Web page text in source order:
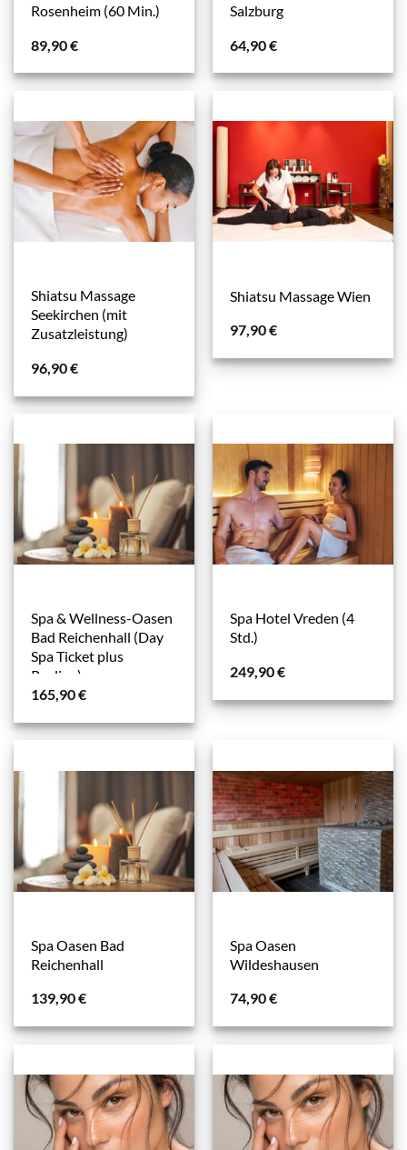
Rosenheim (60 Min.)
89,90€
Salzburg
64,90€
Shiatsu Massage
Seekirchen (mit
Zusatzleistung)
96,90€
Shiatsu Massage Wien
97,90€
Spa & Wellness-Oasen
Bad Reichenhall (Day
Spa Ticket plus
Peeling)
165,90€
Spa Hotel Vreden (4
Std.)
249,90€
Spa Oasen Bad
Reichenhall
139,90€
Spa Oasen
Wildeshausen
74,90€